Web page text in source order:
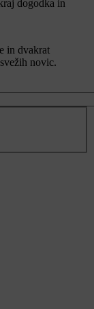
dogodka in
in dvakrat
novic.